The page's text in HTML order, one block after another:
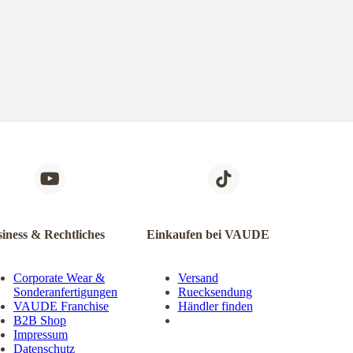
& Rechtliches
Corporate Wear &
Sonderanfertigungen
VAUDE Franchise
B2B Shop
Impressum
Datenschutz
Einkaufen bei VAUDE
Versand
Ruecksendung
Händler finden